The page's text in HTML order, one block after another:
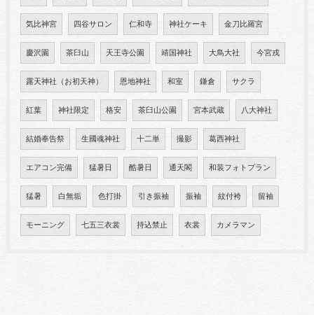
気比神宮 四谷サロン 仁和寺 神社ケーキ 金刀比羅宮
慶沢園 茶臼山 天王寺公園 靖国神社 大鳥大社 今宮戎
露天神社（お初天神） 恩地神社 和室 鎌倉 サクラ
紅葉 神社限定 格安 茶臼山公園 宮本武蔵 八大神社
結婚奉告祭 生國魂神社 十二単 撮影 葛西神社
エアコン完備 猛暑日 酷暑日 通天閣 和装フォトプラン
猛暑 白無垢 色打掛 引き振袖 振袖 紋付袴 留袖
モーニング 七五三衣裳 持込禁止 衣裳 カメラマン